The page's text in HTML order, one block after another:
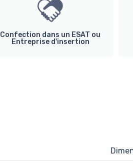
Confection dans un ESAT ou
Entreprise d'insertion